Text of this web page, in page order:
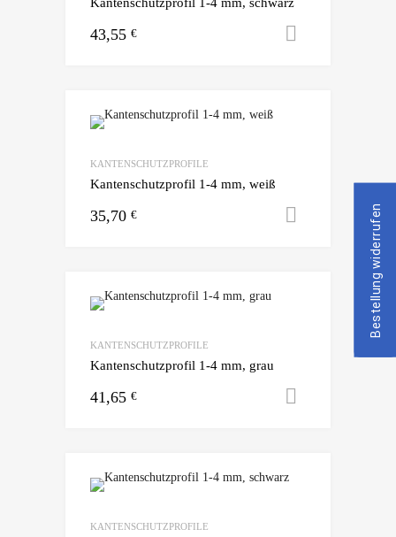
43,55 €
KANTENSCHUTZPROFILE
Kantenschutzprofil 1-4 mm, weiß
35,70 €
KANTENSCHUTZPROFILE
Kantenschutzprofil 1-4 mm, grau
41,65 €
KANTENSCHUTZPROFILE
Bestellung widerrufen